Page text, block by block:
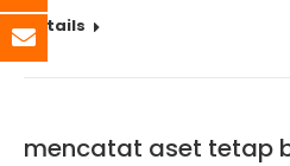
Details
mencatat aset tetap